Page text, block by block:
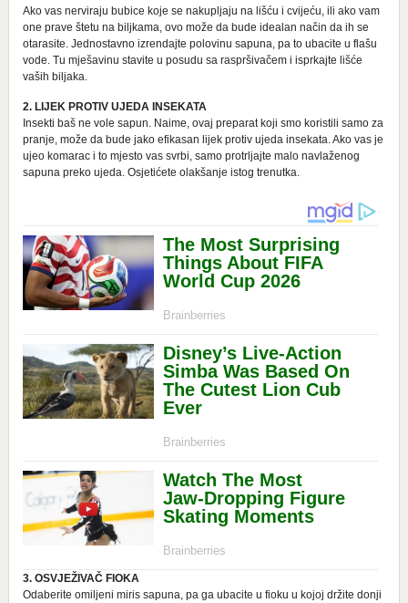
Ako vas nerviraju bubice koje se nakupljaju na lišću i cvijeću, ili ako vam
one prave štetu na biljkama, ovo može da bude idealan način da ih se
otarasite. Jednostavno izrendajte polovinu sapuna, pa to ubacite u flašu
vode. Tu mješavinu stavite u posudu sa raspršivačem i isprkajte lišće
vaših biljaka.
2. LIJEK PROTIV UJEDA INSEKATA
Insekti baš ne vole sapun. Naime, ovaj preparat koji smo koristili samo za
pranje, može da bude jako efikasan lijek protiv ujeda insekata. Ako vas je
ujeo komarac i to mjesto vas svrbi, samo protrljajte malo navlaženog
sapuna preko ujeda. Osjetićete olakšanje istog trenutka.
3. OSVJEŽIVAČ FIOKA
Odaberite omiljeni miris sapuna, pa ga ubacite u fioku u kojoj držite donji